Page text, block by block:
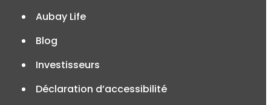
Aubay Life
Blog
Investisseurs
Déclaration d’accessibilité